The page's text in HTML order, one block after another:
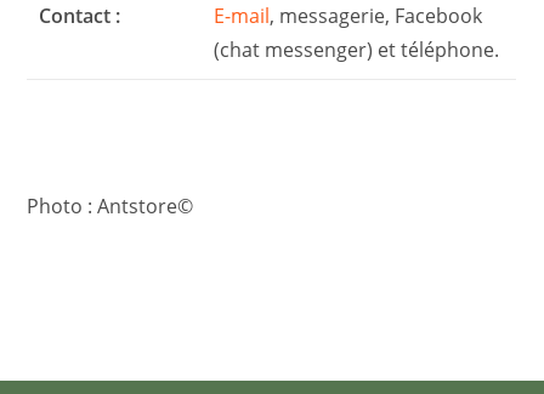
Contact : E-mail, messagerie, Facebook
(chat messenger) et téléphone.
Photo : Antstore©